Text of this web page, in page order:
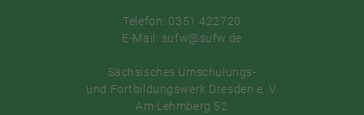
Telefon: 0351 422720
E-Mail: sufw@sufw.de
Sächsisches Umschulungs-
und Fortbildungswerk Dresden e. V.
Am Lehmberg 52